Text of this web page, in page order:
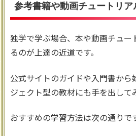
参考書籍や動画チュートリア
独学で学ぶ場合、本や動画チュー
るのが上達の近道です。
公式サイトのガイドや入門書から
ジェクト型の教材にも手を出して
おすすめの学習方法は次の通りで